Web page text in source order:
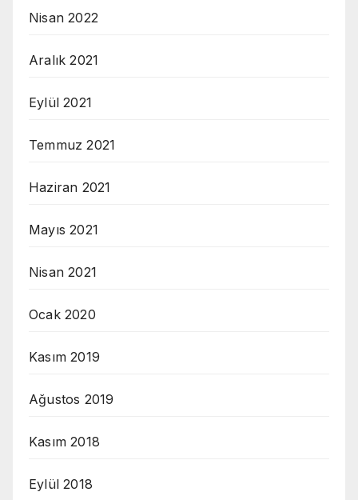
Nisan 2022
Aralık 2021
Eylül 2021
Temmuz 2021
Haziran 2021
Mayıs 2021
Nisan 2021
Ocak 2020
Kasım 2019
Ağustos 2019
Kasım 2018
Eylül 2018